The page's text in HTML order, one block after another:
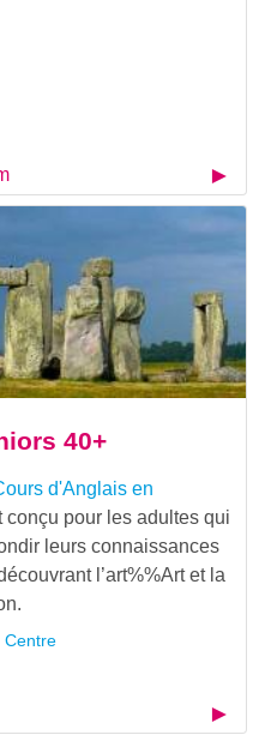
40+
d'Anglais en
conçu pour les adultes qui
leurs connaissances
l’art%%Art et la
Centre